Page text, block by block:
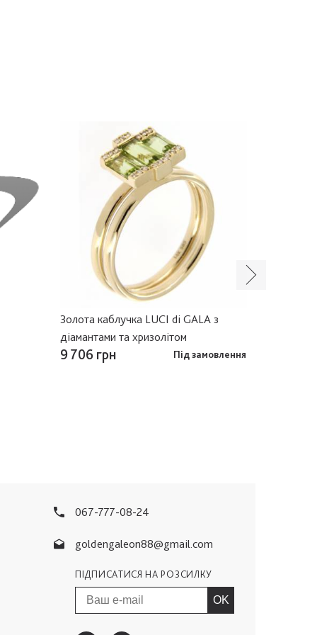
Золота каблучка LUCI di GALA з
діамантами та хризолітом
9 706 грн Під замовлення
067-777-08-24
goldengaleon88@gmail.com
ПІДПИСАТИСЯ НА РОЗСИЛКУ
OK